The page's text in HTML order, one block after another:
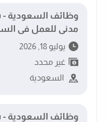
وظائف السعودية -
مدنى للعمل فى
يوليو 18, 2026
غير محدد
السعودية
وظائف السعودية -